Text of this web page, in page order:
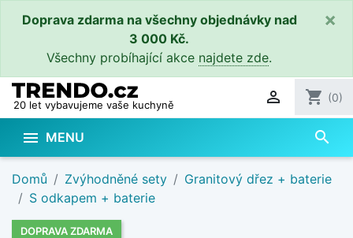
Doprava zdarma na všechny objednávky nad
3 000 Kč.
Všechny probíhající akce najdete zde.
×
20 let vybavujeme vaše kuchyně  shopping_cart (0)
 MENU search
Domů Zvýhodněné sety
Granitový dřez + baterie
S odkapem + baterie
DOPRAVA ZDARMA